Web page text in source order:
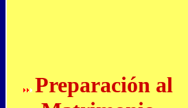
Preparación al